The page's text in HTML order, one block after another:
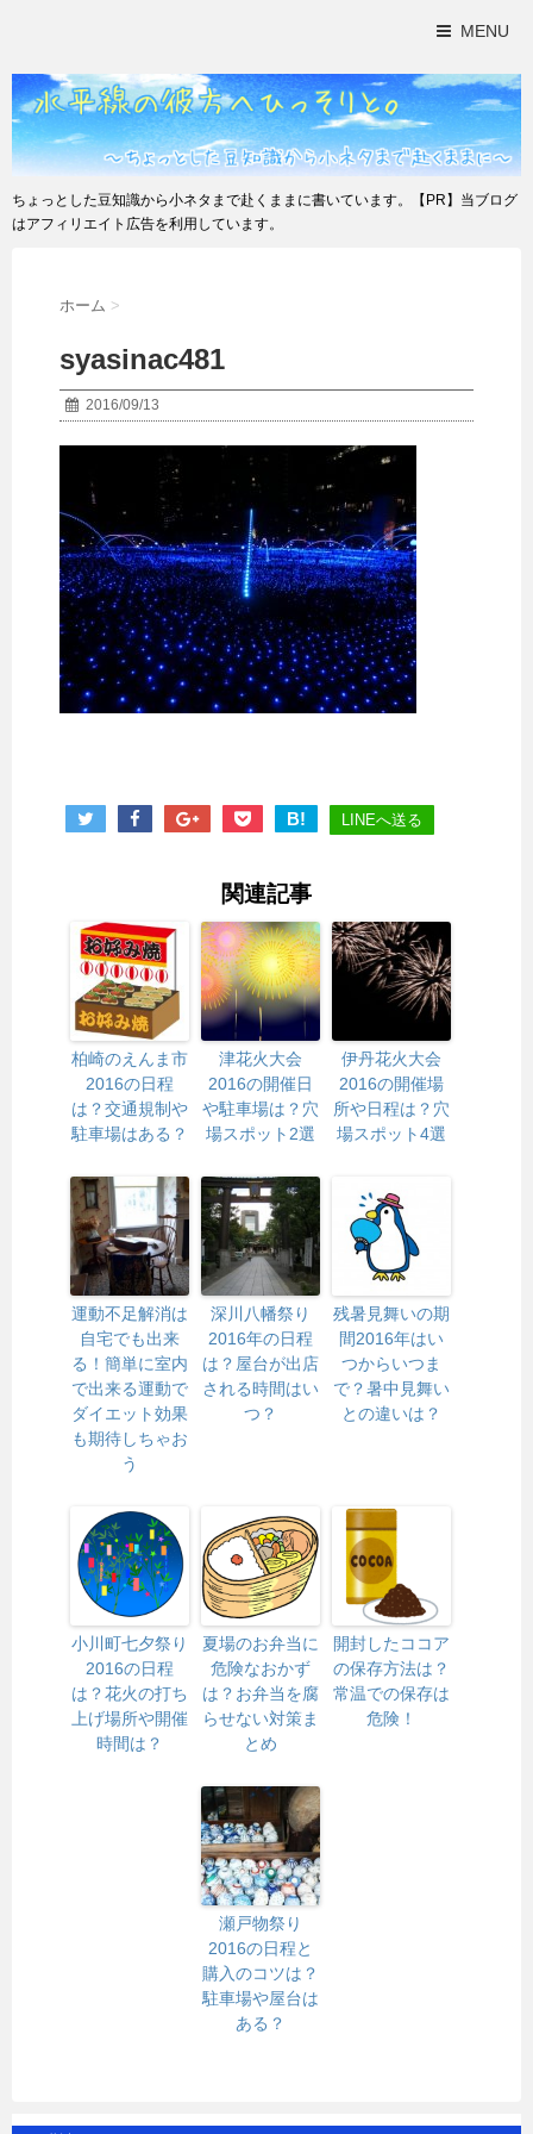
MENU
ちょっとした豆知識から小ネタまで赴くままに書いています。【PR】当ブログ
はアフィリエイト広告を利用しています。
ホーム >
syasinac481
2016/09/13
B! LINEへ送る
関連記事
柏崎のえんま市
2016の日程
は？交通規制や
駐車場はある？
津花火大会
2016の開催日
や駐車場は？穴
場スポット2選
伊丹花火大会
2016の開催場
所や日程は？穴
場スポット4選
運動不足解消は
自宅でも出来
る！簡単に室内
で出来る運動で
ダイエット効果
も期待しちゃお
う
深川八幡祭り
2016年の日程
は？屋台が出店
される時間はい
つ？
残暑見舞いの期
間2016年はい
つからいつま
で？暑中見舞い
との違いは？
小川町七夕祭り
2016の日程
は？花火の打ち
上げ場所や開催
時間は？
夏場のお弁当に
危険なおかず
は？お弁当を腐
らせない対策ま
とめ
開封したココア
の保存方法は？
常温での保存は
危険！
瀬戸物祭り
2016の日程と
購入のコツは？
駐車場や屋台は
ある？